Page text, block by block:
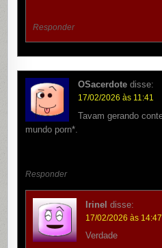
Responder
OSacerdote disse:
17/02/2026 às 11:41
Tavam gerando
mundo porn*.
Responder
Irinel disse:
17/02/2026 às 14:47
Verdade